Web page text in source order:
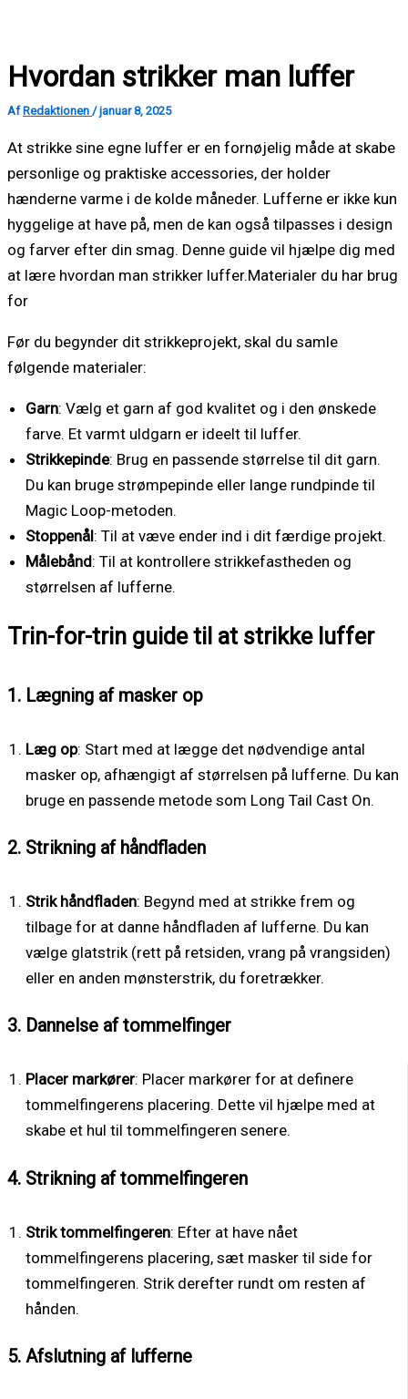
indholdet
Hvordan strikker man luffer
Af Redaktionen /januar 8, 2025
At strikke sine egne luffer er en fornøjelig måde at skabe
personlige og praktiske accessories, der holder
hænderne varme i de kolde måneder. Lufferne er ikke kun
hyggelige at have på, men de kan også tilpasses i design
og farver efter din smag. Denne guide vil hjælpe dig med
at lære hvordan man strikker luffer.Materialer du har brug
for
Før du begynder dit strikkeprojekt, skal du samle
følgende materialer:
Garn: Vælg et garn af god kvalitet og i den ønskede
farve. Et varmt uldgarn er ideelt til luffer.
Strikkepinde: Brug en passende størrelse til dit garn.
Du kan bruge strømpepinde eller lange rundpinde til
Magic Loop-metoden.
Stoppenål: Til at væve ender ind i dit færdige projekt.
Målebånd: Til at kontrollere strikkefastheden og
størrelsen af lufferne.
Trin-for-trin guide til at strikke luffer
1. Lægning af masker op
Læg op: Start med at lægge det nødvendige antal
masker op, afhængigt af størrelsen på lufferne. Du kan
bruge en passende metode som Long Tail Cast On.
2. Strikning af håndfladen
Strik håndfladen: Begynd med at strikke frem og
tilbage for at danne håndfladen af lufferne. Du kan
vælge glatstrik (rett på retsiden, vrang på vrangsiden)
eller en anden mønsterstrik, du foretrækker.
3. Dannelse af tommelfinger
Placer markører: Placer markører for at definere
tommelfingerens placering. Dette vil hjælpe med at
skabe et hul til tommelfingeren senere.
4. Strikning af tommelfingeren
Strik tommelfingeren: Efter at have nået
tommelfingerens placering, sæt masker til side for
tommelfingeren. Strik derefter rundt om resten af
hånden.
5. Afslutning af lufferne